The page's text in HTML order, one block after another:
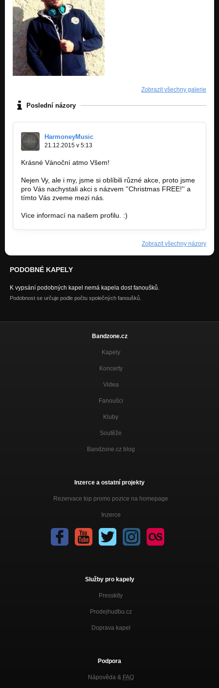
Zobrazit všechny galerie
Poslední názory
HarmoneyMusic
21.12.2015 v 5:13
Krásné Vánoční atmo Všem!
Nejen Vy, ale i my, jsme si oblíbili různé akce, proto jsme
pro Vás nachystali akci s názvem ''Christmas FREE!'' a
tímto Vás zveme mezi nás.
Více informací na našem profilu. :)
Zobrazit všechny názory
PODOBNÉ KAPELY
K vypsání podobných kapel nemá kapela dost fanoušků.
Podobnost se určuje podle počtu společných fanoušků.
Bandzone.cz
Kapely
Koncerty
Videa
Fanoušci
Kluby
Soutěže
Bandzone.cz blog
Inzerce a ostatní projekty
Rezervace top promo pozice na homepage
Inzerce
Služby pro kapely
Presskity
Prodejhudbu.cz
Doprava kapel
Podpora
Nápověda & FAQ